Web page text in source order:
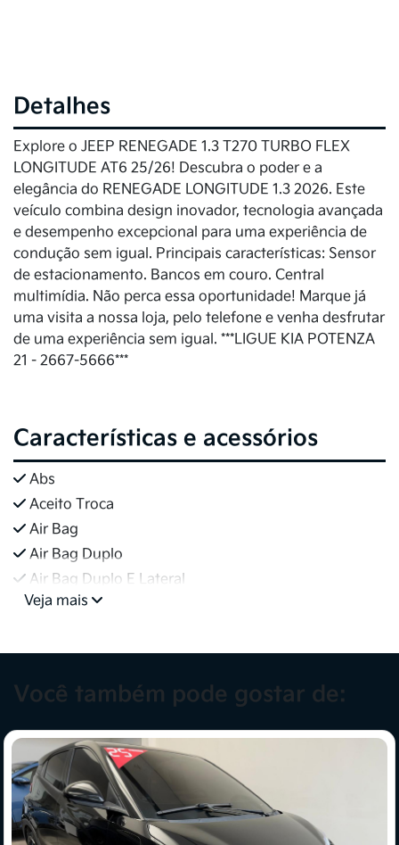
Detalhes
Explore o JEEP RENEGADE 1.3 T270 TURBO FLEX
LONGITUDE AT6 25/26! Descubra o poder e a
elegância do RENEGADE LONGITUDE 1.3 2026. Este
veículo combina design inovador, tecnologia avançada
e desempenho excepcional para uma experiência de
condução sem igual. Principais características: Sensor
de estacionamento. Bancos em couro. Central
multimídia. Não perca essa oportunidade! Marque já
uma visita a nossa loja, pelo telefone e venha desfrutar
de uma experiência sem igual. ***LIGUE KIA POTENZA
21 - 2667-5666***
Características e acessórios
Abs
Aceito Troca
Air Bag
Air Bag Duplo
Air Bag Duplo E Lateral
Veja mais
Você também pode gostar de: